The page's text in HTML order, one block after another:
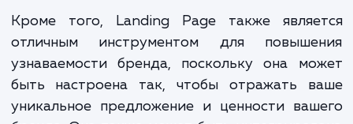
продукт или услугу эффективнее,
быстрый и прямой отклик от вашей
аудитории. Это поможет вам
стоимость привлечения клиентов и
ваши продажи и доходы.